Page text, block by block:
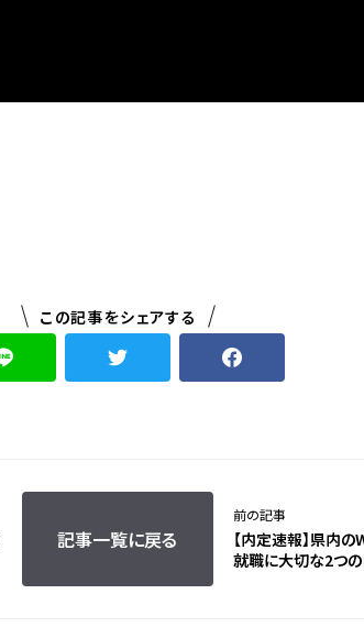
この記事をシェアする
記事一覧に戻る
前の記事
【内定速報】県内
就職に大切な2つ